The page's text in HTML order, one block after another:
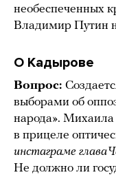
необеспеченных
Владимир Путин
О Кадырове
Вопрос:
выборами об
народа». Михаила
в прицеле
инстаграме глава
Не должно ли